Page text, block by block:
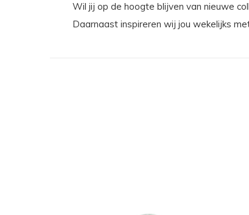
Wil jij op de hoogte blijven van nieuwe
Daarnaast inspireren wij jou wekelijks